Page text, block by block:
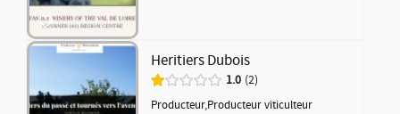
Heritiers Dubois
1.0 2
Producteur,Producteur viticulteur